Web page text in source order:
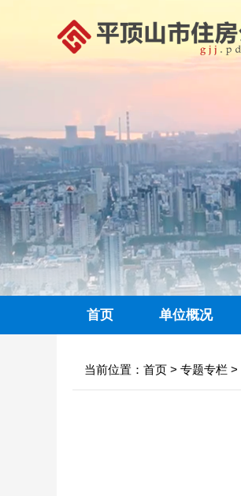
首页 单位概况
中心领导
当前位置： 首页 > 专题专栏 >